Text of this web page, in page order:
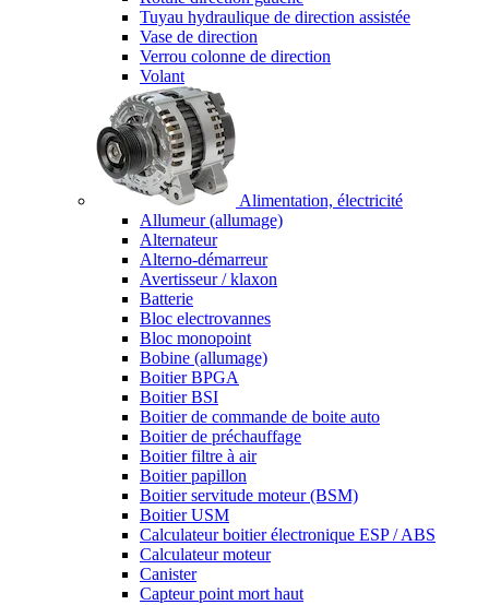
Tuyau hydraulique de direction assistée
Vase de direction
Verrou colonne de direction
Volant
Alimentation, électricité
Allumeur (allumage)
Alternateur
Alterno-démarreur
Avertisseur / klaxon
Batterie
Bloc electrovannes
Bloc monopoint
Bobine (allumage)
Boitier BPGA
Boitier BSI
Boitier de commande de boite auto
Boitier de préchauffage
Boitier filtre à air
Boitier papillon
Boitier servitude moteur (BSM)
Boitier USM
Calculateur boitier électronique ESP / ABS
Calculateur moteur
Canister
Capteur point mort haut